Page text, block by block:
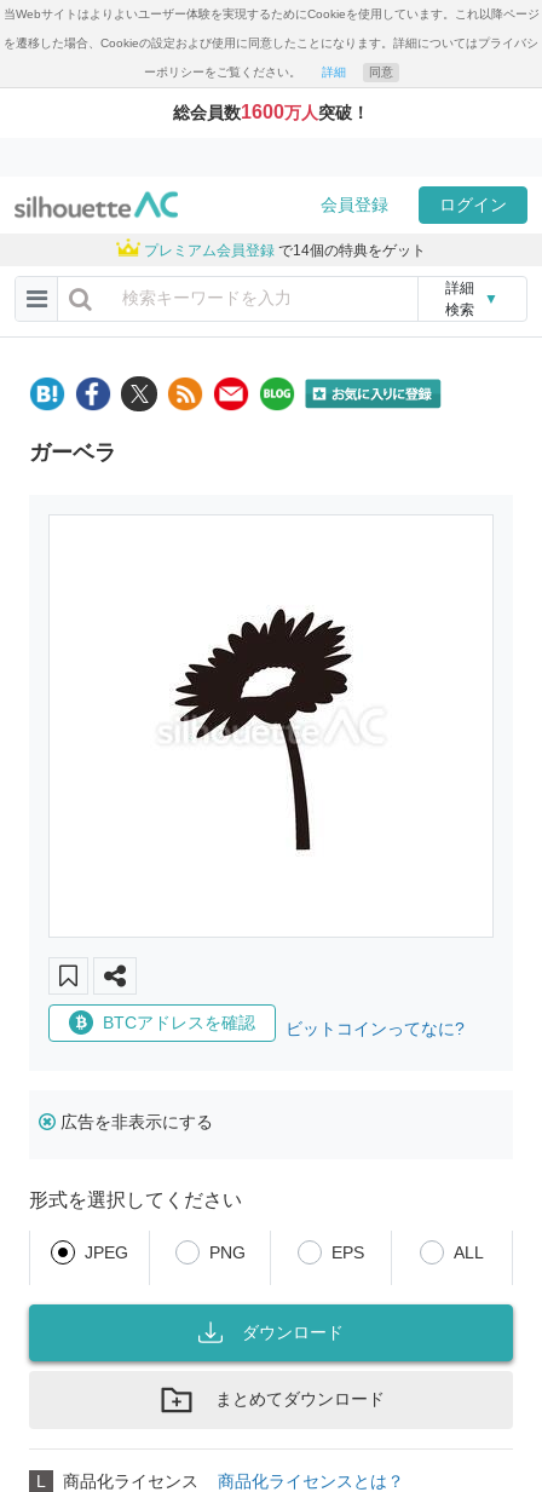
当Webサイトはよりよいユーザー体験を実現するためにCookieを使用しています。これ以降ページ
を遷移した場合、Cookieの設定および使用に同意したことになります。詳細についてはプライバシ
ーポリシーをご覧ください。 詳細 同意
総会員数1600万人突破！
会員登録 ログイン
プレミアム会員登録 で14個の特典をゲット
詳細
検索
▼
ガーベラ
BTCアドレスを確認 ビットコインってなに?
広告を非表示にする
形式を選択してください
JPEG PNG EPS ALL
ダウンロード
まとめてダウンロード
L 商品化ライセンス 商品化ライセンスとは？